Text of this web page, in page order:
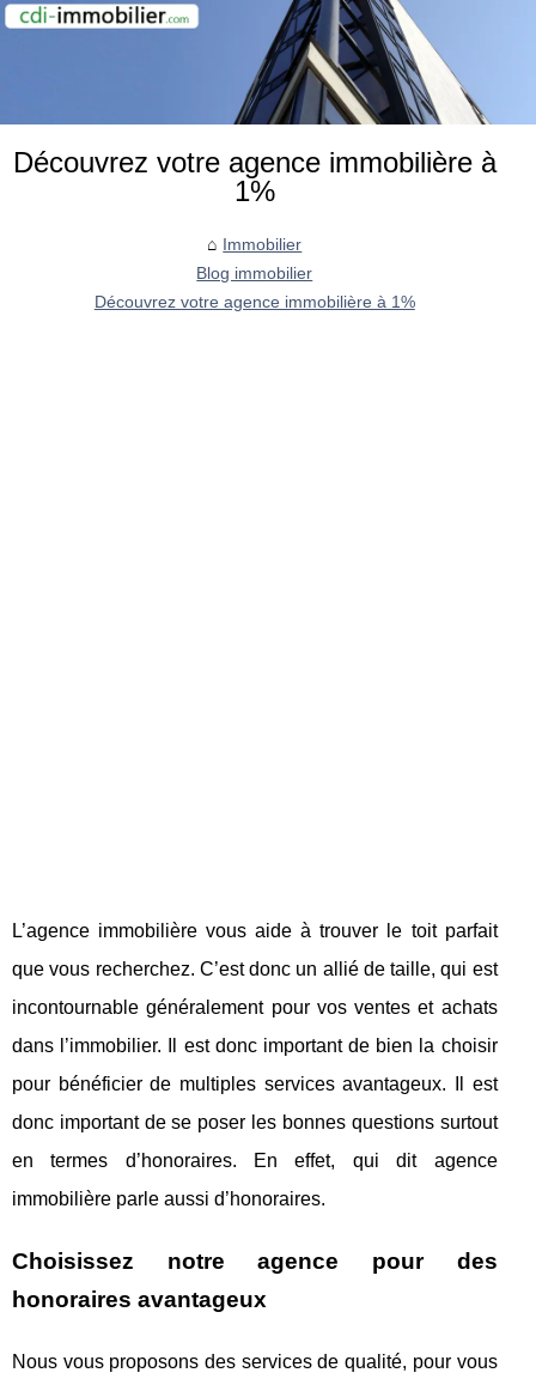
Découvrez votre agence immobilière à
1%
Immobilier
Blog immobilier
Découvrez votre agence immobilière à 1%
L’agence immobilière vous aide à trouver le toit parfait
que vous recherchez. C’est donc un allié de taille, qui est
incontournable généralement pour vos ventes et achats
dans l’immobilier. Il est donc important de bien la choisir
pour bénéficier de multiples services avantageux. Il est
donc important de se poser les bonnes questions surtout
en termes d’honoraires. En effet, qui dit agence
immobilière parle aussi d’honoraires.
Choisissez notre agence pour des
honoraires avantageux
Nous vous proposons des services de qualité, pour vous